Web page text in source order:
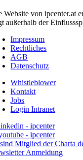
Website von ipcenter.at
außerhalb der
Impressum
Rechtliches
AGB
Datenschutz
Whistleblower
Kontakt
Jobs
Login Intranet
Anmeldung